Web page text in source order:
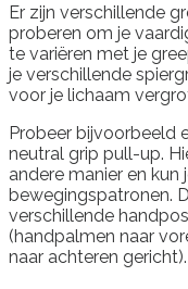
Er zijn verschillende
proberen om je
te variëren met je
je verschillende
voor je lichaam
Probeer bijvoorbeeld
neutral grip pull-up.
andere manier en
bewegingspatronen.
verschillende
(handpalmen naar
naar achteren gericht).